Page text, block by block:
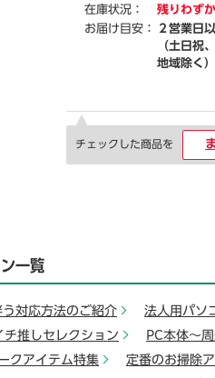
在庫状況：
残りわずか
お届け目安：
２営業日
（土日祝
地域除く）
チェックした商品を
一覧
対応方法のご紹介
法人用パソ
推しセレクション
PC本体～
クアイテム特集
定番のお掃除